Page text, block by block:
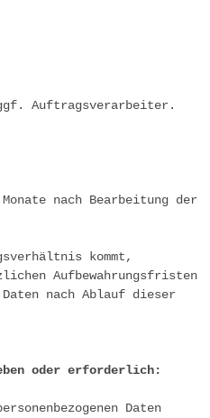
Auftragsverarbeiter.
nach Bearbeitung der
kommt,
Aufbewahrungsfristen
nach Ablauf dieser
oder erforderlich:
Daten